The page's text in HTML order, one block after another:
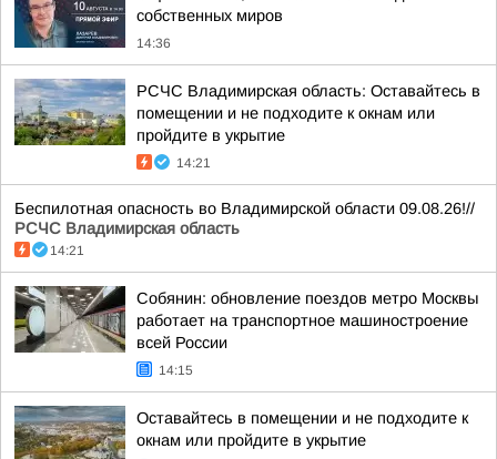
собственных миров
14:36
РСЧС Владимирская область: Оставайтесь в
помещении и не подходите к окнам или
пройдите в укрытие
14:21
Беспилотная опасность во Владимирской области 09.08.26!//
РСЧС Владимирская область
14:21
Собянин: обновление поездов метро Москвы
работает на транспортное машиностроение
всей России
14:15
Оставайтесь в помещении и не подходите к
окнам или пройдите в укрытие